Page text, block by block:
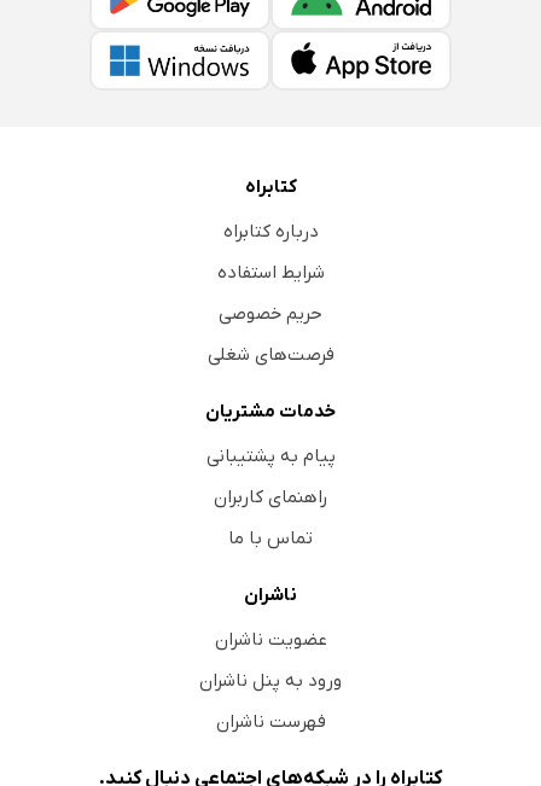
کتابراه
درباره کتابراه
شرایط استفاده
حریم خصوصی
فرصت‌های شغلی
خدمات مشتریان
پیام به پشتیبانی
راهنمای کاربران
تماس با ما
ناشران
عضویت ناشران
ورود به پنل ناشران
فهرست ناشران
کتابراه را در شبکه‌های اجتماعی دنبال کنید.